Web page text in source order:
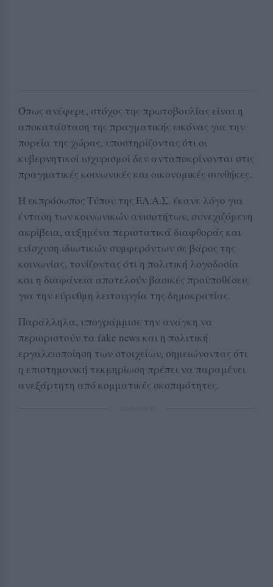
Όπως ανέφερε, στόχος της πρωτοβουλίας είναι η
αποκατάσταση της πραγματικής εικόνας για την
πορεία της χώρας, υποστηρίζοντας ότι οι
κυβερνητικοί ισχυρισμοί δεν ανταποκρίνονται στις
πραγματικές κοινωνικές και οικονομικές συνθήκες.
Η εκπρόσωπος Τύπου της ΕΛ.Α.Σ. έκανε λόγο για
ένταση των κοινωνικών ανισοτήτων, συνεχιζόμενη
ακρίβεια, αυξημένα περιστατικά διαφθοράς και
ενίσχυση ιδιωτικών συμφερόντων σε βάρος της
κοινωνίας, τονίζοντας ότι η πολιτική λογοδοσία
και η διαφάνεια αποτελούν βασικές προϋποθέσεις
για την εύρυθμη λειτουργία της δημοκρατίας.
Παράλληλα, υπογράμμισε την ανάγκη να
περιοριστούν τα fake news και η πολιτική
εργαλειοποίηση των στοιχείων, σημειώνοντας ότι
η επιστημονική τεκμηρίωση πρέπει να παραμένει
ανεξάρτητη από κομματικές σκοπιμότητες.